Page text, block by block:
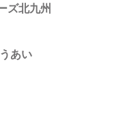
ズ北九州
あい